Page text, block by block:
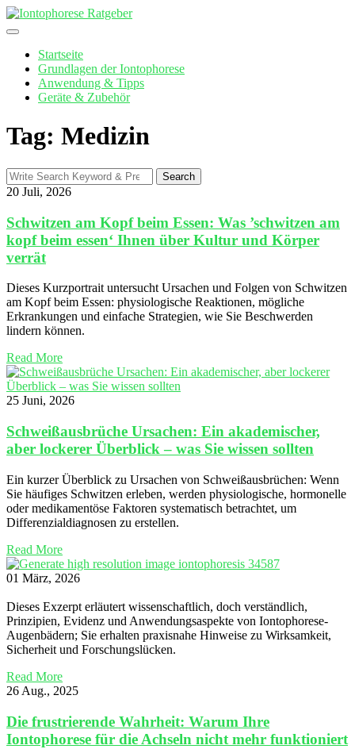
Skip
to
Startseite
Grundlagen der Iontophorese
Anwendung & Tipps
Geräte & Zubehör
Tag: Medizin
Search
for:
Search
20 Juli, 2026
Schwitzen am Kopf beim Essen: Was ’schwitzen am
kopf beim essen‘ Ihnen über Kultur und Körper
verrät
Dieses Kurzportrait untersucht Ursachen und Folgen von Schwitzen
am Kopf beim Essen: physiologische Reaktionen, mögliche
Erkrankungen und einfache Strategien, wie Sie Beschwerden
lindern können.
Read More
25 Juni, 2026
Schweißausbrüche Ursachen: Ein akademischer,
aber lockerer Überblick – was Sie wissen sollten
Ein kurzer Überblick zu Ursachen von Schweißausbrüchen: Wenn
Sie häufiges Schwitzen erleben, werden physiologische, hormonelle
oder medikamentöse Faktoren systematisch betrachtet, um
Differenzialdiagnosen zu erstellen.
Read More
01 März, 2026
Dieses Exzerpt erläutert wissenschaftlich, doch verständlich,
Prinzipien, Evidenz und Anwendungsaspekte von Iontophorese-
Augenbädern; Sie erhalten praxisnahe Hinweise zu Wirksamkeit,
Sicherheit und Forschungslücken.
Read More
26 Aug., 2025
Die frustrierende Wahrheit: Warum Ihre
Iontophorese für die Achseln nicht mehr funktioniert